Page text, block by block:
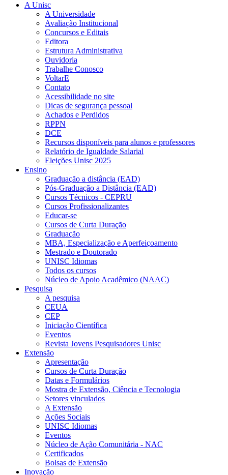
A Unisc
A Universidade
Avaliação Institucional
Concursos e Editais
Editora
Estrutura Administrativa
Ouvidoria
Trabalhe Conosco
VoltarE
Contato
Acessibilidade no site
Dicas de segurança pessoal
Achados e Perdidos
RPPN
DCE
Recursos disponíveis para alunos e professores
Relatório de Igualdade Salarial
Eleições Unisc 2025
Ensino
Graduação a distância (EAD)
Pós-Graduação a Distância (EAD)
Cursos Técnicos - CEPRU
Cursos Profissionalizantes
Educar-se
Cursos de Curta Duração
Graduação
MBA, Especialização e Aperfeiçoamento
Mestrado e Doutorado
UNISC Idiomas
Todos os cursos
Núcleo de Apoio Acadêmico (NAAC)
Pesquisa
A pesquisa
CEUA
CEP
Iniciação Científica
Eventos
Revista Jovens Pesquisadores Unisc
Extensão
Apresentação
Cursos de Curta Duração
Datas e Formulários
Mostra de Extensão, Ciência e Tecnologia
Setores vinculados
A Extensão
Ações Sociais
UNISC Idiomas
Eventos
Núcleo de Ação Comunitária - NAC
Certificados
Bolsas de Extensão
Inovação